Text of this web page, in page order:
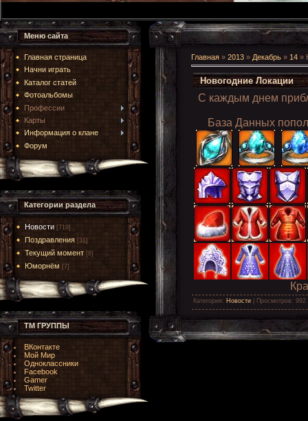
Меню сайта
Главная страница
Начни играть
Каталог статей
Фотоальбомы
Профессии
Карты
Информация о клане
Форум
Категории раздела
Новости [719]
Поздравления [31]
Текущий момент [6]
Юморнём [7]
ТМ ГРУППЫ
ВКонтакте
Мой Мир
Одноклассники
Facebook
Gamer
Twitter
Главная » 2013 » Декабрь » 14 »
Новогодние Локации
С каждым днем
База Данных
Категория : Новости Просмотров: